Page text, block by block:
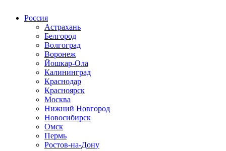
Россия
Астрахань
Белгород
Волгоград
Воронеж
Йошкар-Ола
Калининград
Краснодар
Красноярск
Москва
Нижний Новгород
Новосибирск
Омск
Пермь
Ростов-на-Дону